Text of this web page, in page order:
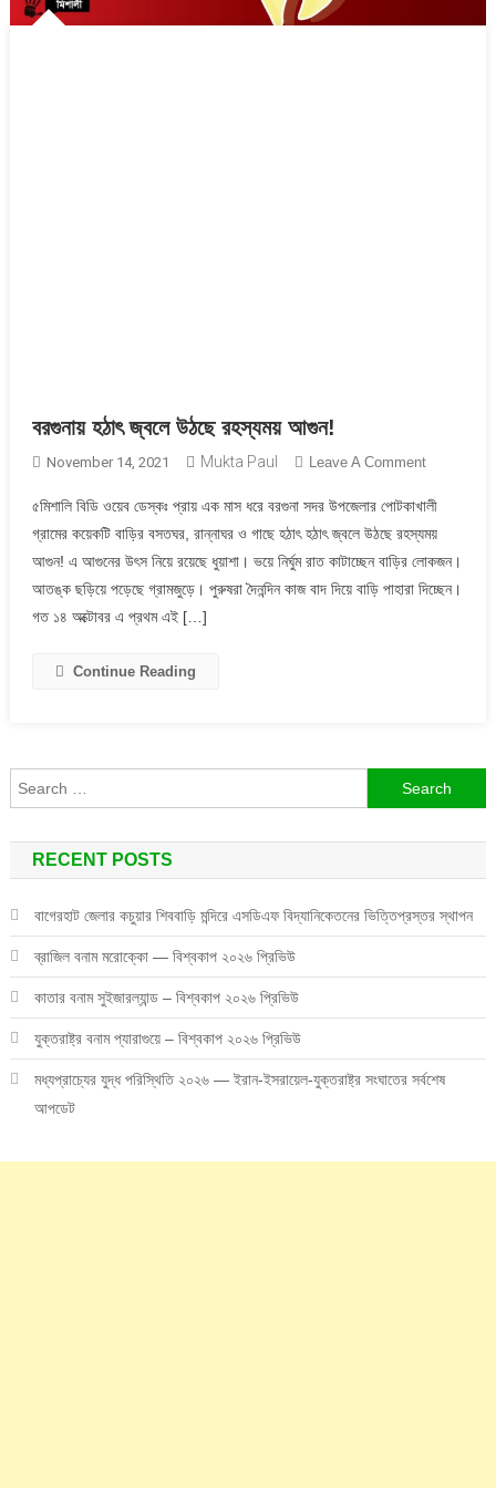
বরগুনায় হঠাৎ জ্বলে উঠছে রহস্যময় আগুন!
November 14, 2021 Mukta Paul Leave A CommentOn
হঠাৎ
জ্বলে
উঠছে
রহস্যময়
৫মিশালি বিডি ওয়েব ডেস্কঃ প্রায় এক মাস ধরে বরগুনা সদর উপজেলার পোটকাখালী
গ্রামের কয়েকটি বাড়ির বসতঘর, রান্নাঘর ও গাছে হঠাৎ হঠাৎ জ্বলে উঠছে রহস্যময়
আগুন! এ আগুনের উৎস নিয়ে রয়েছে ধুয়াশা। ভয়ে নির্ঘুম রাত কাটাচ্ছেন বাড়ির লোকজন।
আতঙ্ক ছড়িয়ে পড়েছে গ্রামজুড়ে। পুরুষরা দৈনন্দিন কাজ বাদ দিয়ে বাড়ি পাহারা দিচ্ছেন।
গত ১৪ অক্টোবর এ প্রথম এই […]
Continue Reading
Search
for:
RECENT POSTS
বাগেরহাট জেলার কচুয়ার শিববাড়ি মন্দিরে এসডিএফ বিদ্যানিকেতনের ভিত্তিপ্রস্তর স্থাপন
ব্রাজিল বনাম মরোক্কো — বিশ্বকাপ ২০২৬ প্রিভিউ
কাতার বনাম সুইজারল্যান্ড – বিশ্বকাপ ২০২৬ প্রিভিউ
যুক্তরাষ্ট্র বনাম প্যারাগুয়ে – বিশ্বকাপ ২০২৬ প্রিভিউ
মধ্যপ্রাচ্যের যুদ্ধ পরিস্থিতি ২০২৬ — ইরান-ইসরায়েল-যুক্তরাষ্ট্র সংঘাতের সর্বশেষ
আপডেট